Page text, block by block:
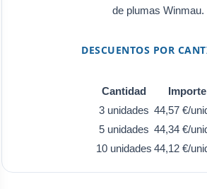
de plumas Winmau.
DESCUENTOS POR
Cantidad
Importe
3 unidades 44,57 €/
5 unidades 44,34 €/
10 unidades 44,12 €/